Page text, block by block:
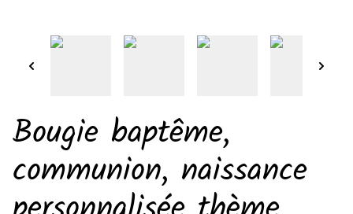
Bougie baptême,
communion, naissance